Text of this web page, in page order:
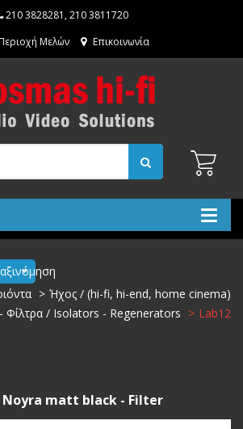
210 3828281 ,210 3811720
Μελών
Επικοινωνία
Ήχος / (hi-fi, hi-end, home cinema)
Φίλτρα / Isolators - Regenerators
Lab12
Noyra matt black - Filter